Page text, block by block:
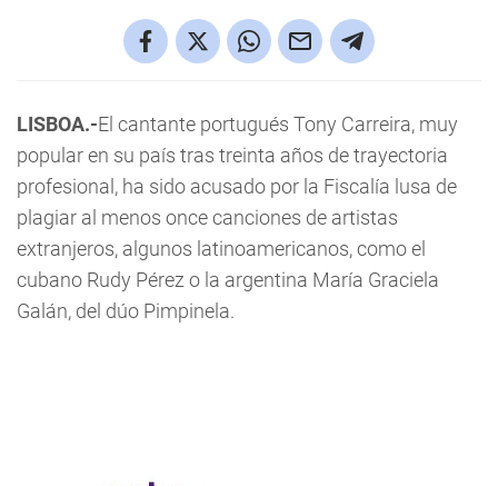
LISBOA.-El cantante portugués Tony Carreira, muy
popular en su país tras treinta años de trayectoria
profesional, ha sido acusado por la Fiscalía lusa de
plagiar al menos once canciones de artistas
extranjeros, algunos latinoamericanos, como el
cubano Rudy Pérez o la argentina María Graciela
Galán, del dúo Pimpinela.